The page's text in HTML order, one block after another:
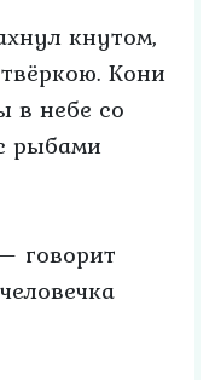
кнутом,
Кони
в небе со
рыбами
говорит